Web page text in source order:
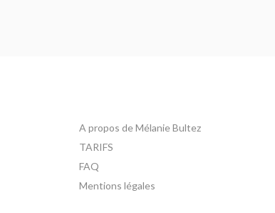
A propos de Mélanie Bultez
TARIFS
FAQ
Mentions légales